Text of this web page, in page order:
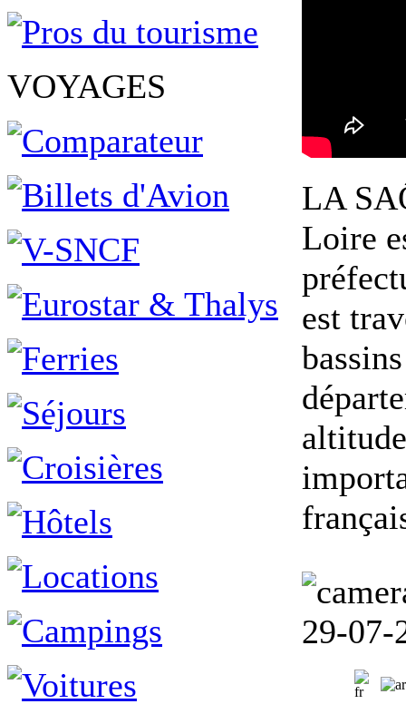
VOYAGES
LA
Loire
est
29-07-